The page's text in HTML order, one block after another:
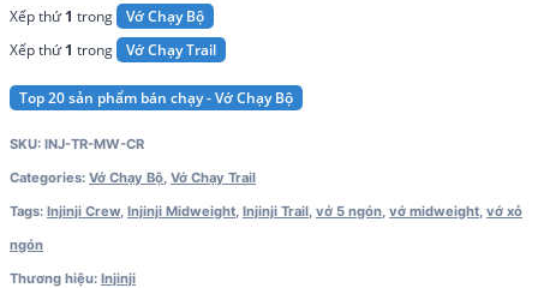
Xếp thứ1 trong
Vớ Chạy Bộ
Xếp thứ1 trong Vớ Chạy Trail
Top 20 sản phẩm bán chạy - Vớ Chạy Bộ
SKU: INJ-TR-MW-CR
Categories: Vớ Chạy Bộ, Vớ Chạy Trail
Tags: Injinji Crew, Injinji Midweight, Injinji Trail, vớ 5 ngón, vớ midweight, vớ xỏ
ngón
Thương hiệu: Injinji